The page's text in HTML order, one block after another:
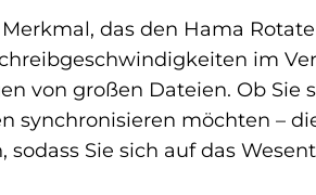
das den Hama
im
von großen Dateien. Ob Sie
synchronisieren möchten –
Sie sich auf das